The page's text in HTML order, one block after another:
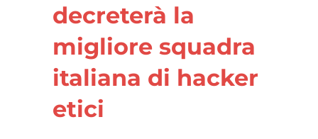
decreterà la
migliore squadra
italiana di hacker
etici